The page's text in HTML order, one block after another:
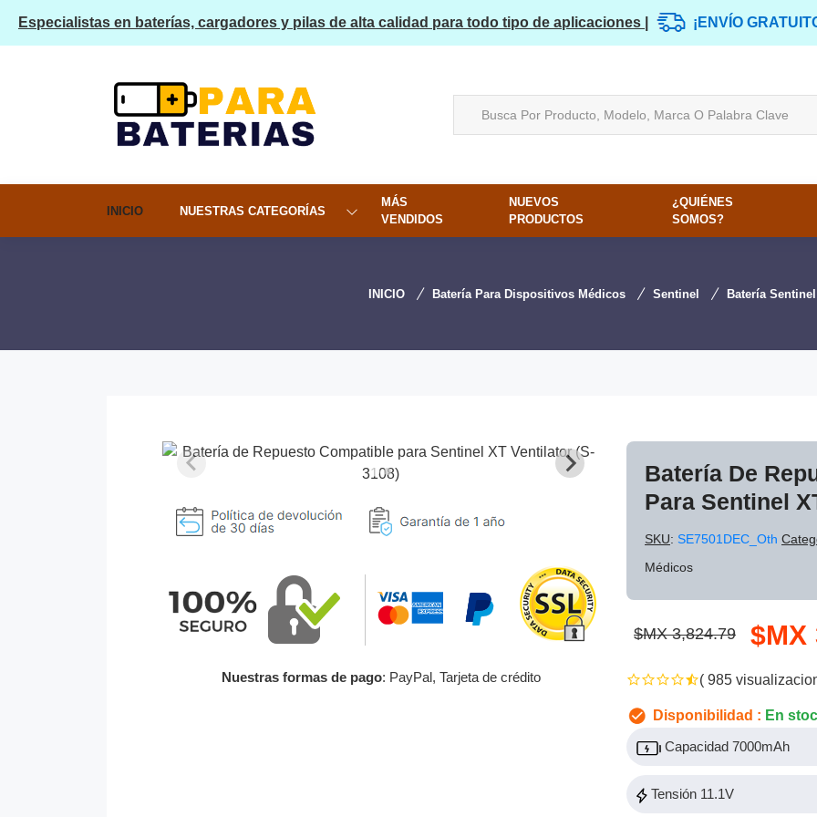
Especialistas en baterías, cargadores y pilas de alta calidad para todo tipo de aplicaciones | ¡ENVÍO
INICIO NUESTRAS CATEGORÍAS
MÁS
VENDIDOS
NUEVOS
PRODUCTOS
¿QUIÉNES
SOMOS?
INICIO Batería Para Dispositivos Médicos Sentinel Batería
Nuestras formas de pago: PayPal, Tarjeta de crédito
Batería De
Para Sentinel
SKU: SE7501DEC_Oth
Médicos
$MX 3,824.79 $MX
( 985
Disponibilidad : En
Capacidad 7000mAh
Tensión 11.1V